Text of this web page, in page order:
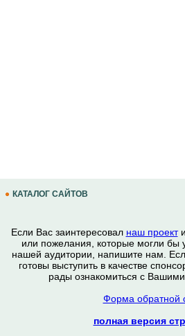
КАТАЛОГ САЙТОВ
Если Вас заинтересовал наш проекти
или пожелания, которые могли бы
нашей аудитории, напишите нам.
готовы выступить в качестве
рады ознакомиться с
Форма обратной
полная версия